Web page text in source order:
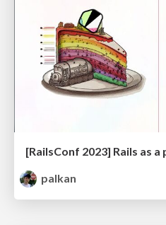
[RailsConf 2023] Rails as a
palkan